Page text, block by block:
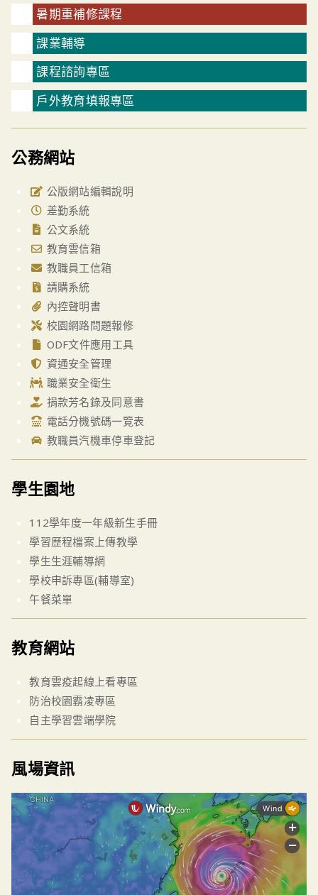
暑期重補修課程
課業輔導
課程諮詢專區
戶外教育填報專區
公務網站
公版網站編輯說明
差勤系統
公文系統
教育雲信箱
教職員工信箱
請購系統
內控聲明書
校園網路問題報修
ODF文件應用工具
資通安全管理
職業安全衛生
捐款芳名錄及同意書
電話分機號碼一覽表
教職員汽機車停車登記
學生園地
112學年度一年級新生手冊
學習歷程檔案上傳教學
學生生涯輔導網
學校申訴專區(輔導室)
午餐菜單
教育網站
教育雲疫起線上看專區
防治校園霸凌專區
自主學習雲端學院
風場資訊